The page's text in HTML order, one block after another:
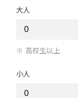
大人
高校生以上
小人